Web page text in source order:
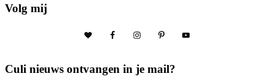
Volg mij
Culi nieuws ontvangen in je mail?